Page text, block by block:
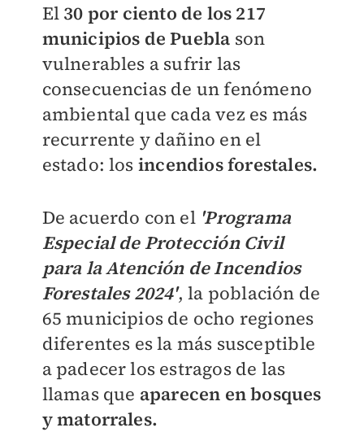
El 30 por ciento de los 217
municipios de Puebla son
vulnerables a sufrir las
consecuencias de un fenómeno
ambiental que cada vez es más
recurrente y dañino en el
estado: los incendios forestales.
De acuerdo con el 'Programa
Especial de Protección Civil
para la Atención de Incendios
Forestales 2024', la población de
65 municipios de ocho regiones
diferentes es la más susceptible
a padecer los estragos de las
llamas que aparecen en bosques
y matorrales.